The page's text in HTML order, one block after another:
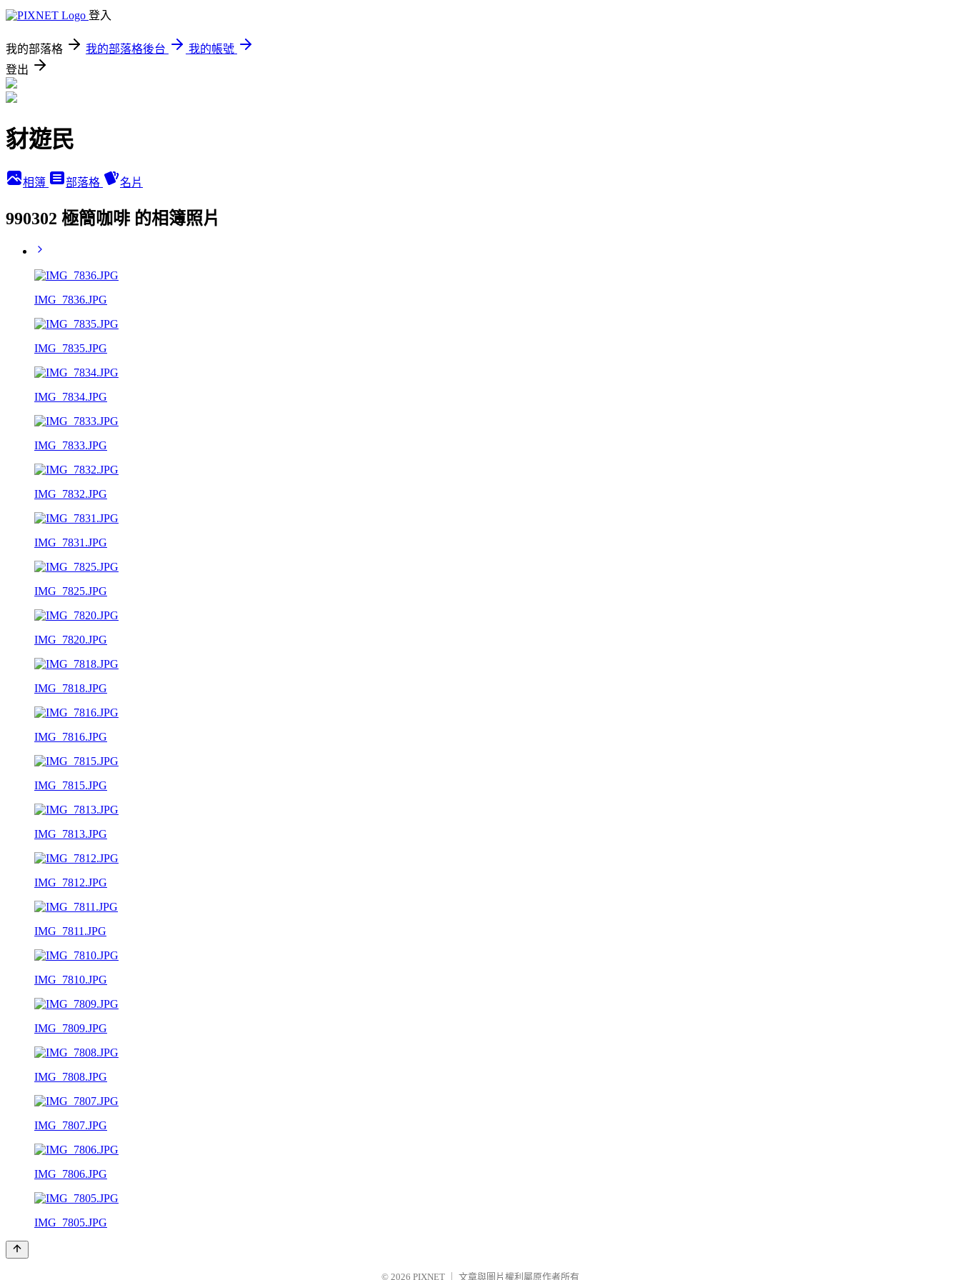
登入
我的部落格 我的部落格後台
我的帳號
登出
豺遊民
相簿 部落格 名片
990302 極簡咖啡 的相簿照片
IMG_7836.JPG
IMG_7835.JPG
IMG_7834.JPG
IMG_7833.JPG
IMG_7832.JPG
IMG_7831.JPG
IMG_7825.JPG
IMG_7820.JPG
IMG_7818.JPG
IMG_7816.JPG
IMG_7815.JPG
IMG_7813.JPG
IMG_7812.JPG
IMG_7811.JPG
IMG_7810.JPG
IMG_7809.JPG
IMG_7808.JPG
IMG_7807.JPG
IMG_7806.JPG
IMG_7805.JPG
© 2026 PIXNET 文章與圖片權利屬原作者所有